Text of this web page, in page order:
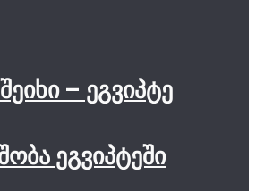
– ეგვიპტე
ეგვიპტეში